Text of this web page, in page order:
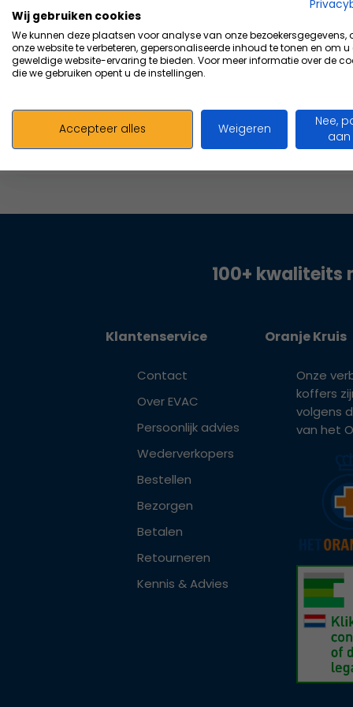
Vergelijk
5,30Excl. btw
100+ kwaliteits
Klantenservice
Contact
Over EVAC
Persoonlijk advies
Wederverkopers
Bestellen
Bezorgen
Betalen
Retourneren
Kennis & Advies
Oranje Kruis
Onze
koffers
volgens
van het
Wij gebruiken cookies
We kunnen deze plaatsen voor analyse van onze bezoekersgegevens,
onze website te verbeteren, gepersonaliseerde inhoud te tonen en om u
geweldige website-ervaring te bieden. Voor meer informatie over de
die we gebruiken opent u de instellingen.
Accepteer alles Weigeren
Nee,
aan